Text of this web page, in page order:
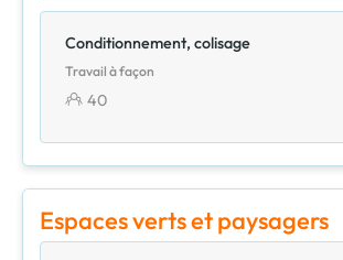
Conditionnement, colisage
Travail à façon
40
Espaces verts et paysagers